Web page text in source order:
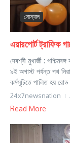
সোস্যাল
এয়ারপোর্ট ট্রাফিক
দেবশ্ৰী মুখার্জী :
৯ই অগাস্ট পর্যন্ত পথ
কর্মসূচিতে পালিত হয়
24x7newsnation
Read More